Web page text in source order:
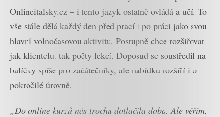
Onlineitalsky.cz – i tento jazyk ostatně ovládá a učí. To
vše stále dělá každý den před prací i po práci jako svou
hlavní volnočasovou aktivitu. Postupně chce rozšiřovat
jak klientelu, tak počty lekcí. Doposud se soustředil na
balíčky spíše pro začátečníky, ale nabídku rozšíří i o
pokročilé úrovně.
„Do online kurzů nás trochu dotlačila doba. Ale věřím,